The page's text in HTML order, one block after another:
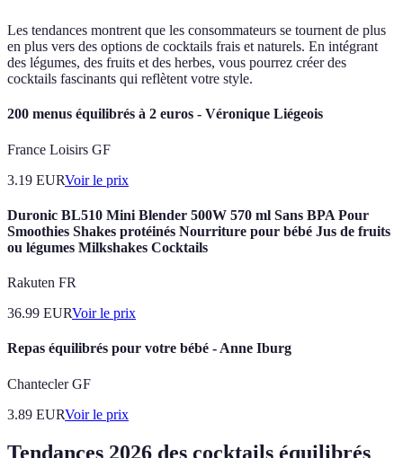
Les tendances montrent que les consommateurs se tournent de plus
en plus vers des options de cocktails frais et naturels. En intégrant
des légumes, des fruits et des herbes, vous pourrez créer des
cocktails fascinants qui reflètent votre style.
200 menus équilibrés à 2 euros - Véronique Liégeois
France Loisirs GF
3.19 EURVoir le prix
Duronic BL510 Mini Blender 500W 570 ml Sans BPA Pour
Smoothies Shakes protéinés Nourriture pour bébé Jus de fruits
ou légumes Milkshakes Cocktails
Rakuten FR
36.99 EURVoir le prix
Repas équilibrés pour votre bébé - Anne Iburg
Chantecler GF
3.89 EURVoir le prix
Tendances 2026 des cocktails équilibrés